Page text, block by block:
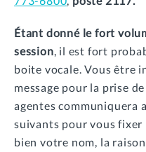
Étant donné le fort
session, il est fort
boite vocale. Vous être
message pour la prise
agentes communiquera
suivants pour vous fixer
bien votre nom, la